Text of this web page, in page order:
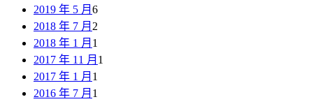
2019 年 5 月 6
2018 年 7 月 2
2018 年 1 月 1
2017 年 11 月 1
2017 年 1 月 1
2016 年 7 月 1